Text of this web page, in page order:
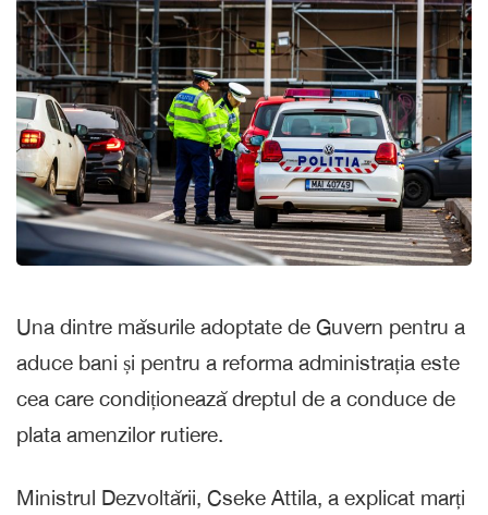
Una dintre măsurile adoptate de Guvern pentru a
aduce bani și pentru a reforma administrația este
cea care condiționează dreptul de a conduce de
plata amenzilor rutiere.
Ministrul Dezvoltării, Cseke Attila, a explicat marți